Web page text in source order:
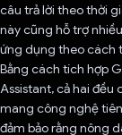
câu trả lời theo thời
này cũng hỗ trợ
ứng dụng theo cách
Bằng cách tích hợp
Assistant, cả hai đều
mang công nghệ
đảm bảo rằng nông